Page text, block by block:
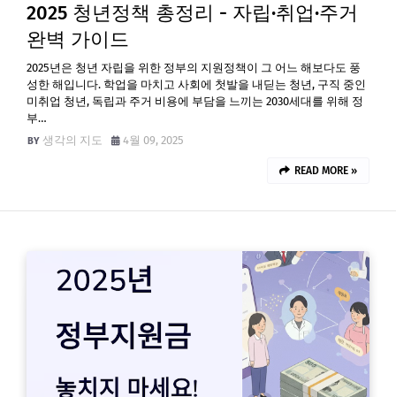
2025 청년정책 총정리 - 자립·취업·주거
완벽 가이드
2025년은 청년 자립을 위한 정부의 지원정책이 그 어느 해보다도 풍
성한 해입니다. 학업을 마치고 사회에 첫발을 내딛는 청년, 구직 중인
미취업 청년, 독립과 주거 비용에 부담을 느끼는 2030세대를 위해 정
부…
생각의 지도
4월 09, 2025
READ MORE »